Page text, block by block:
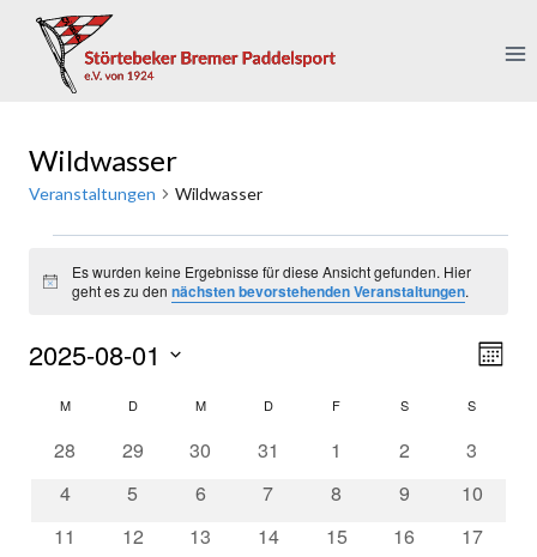
Inhalt
springen
Wildwasser
Veranstaltungen Wildwasser
Veranstaltungen
Hinweis
Es wurden keine Ergebnisse für diese Ansicht gefunden. Hier
geht es zu den nächsten bevorstehenden Veranstaltungen.
Monat
2025-08-01
wählen.
Kalender
von
M DDIENSTAG
M MITTWOCH
DDONNERSTAG
F SSAMSTAGS
0
28
0
29
0
30
0
31
0
1
0
2
0
3
0
4
0
5
0
6
0
7
0
8
0
9
0
10
0
11
0
12
0
13
0
14
0
15
0
16
0
17